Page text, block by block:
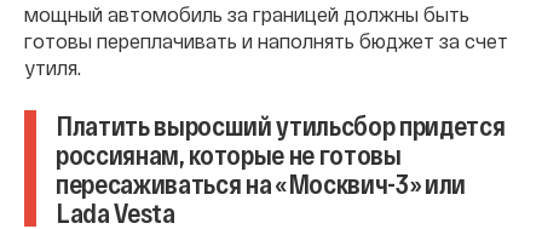
мощный автомобиль за границей должны быть
готовы переплачивать и наполнять бюджет за счет
утиля.
Платить выросший утильсбор придется
россиянам, которые не готовы
пересаживаться на «Москвич-3» или
Lada Vesta